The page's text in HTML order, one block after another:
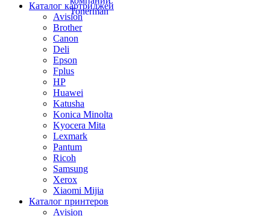
Каталог картриджей
Avision
Brother
Canon
Deli
Epson
Fplus
HP
Huawei
Katusha
Konica Minolta
Kyocera Mita
Lexmark
Pantum
Ricoh
Samsung
Xerox
Xiaomi Mijia
Каталог принтеров
Avision